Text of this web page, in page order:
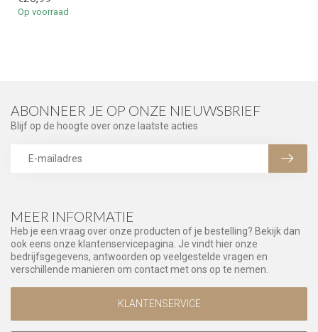
Op voorraad
MEER INFORMATIE
Heb je een vraag over onze producten of je bestelling? Bekijk dan
ook eens onze klantenservicepagina. Je vindt hier onze
bedrijfsgegevens, antwoorden op veelgestelde vragen en
verschillende manieren om contact met ons op te nemen.
KLANTENSERVICE
ABONNEER JE OP ONZE NIEUWSBRIEF
Blijf op de hoogte over onze laatste acties